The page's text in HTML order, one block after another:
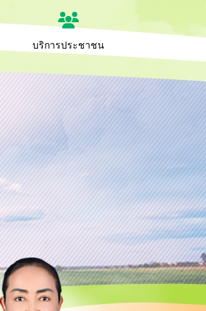
บริการประชาชน